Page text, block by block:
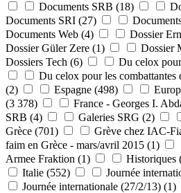
Documents SRB (18)
Documents SRI (27)
Documents Web (4) Dossier
Dossier Güler Zere (1) Dossier
Dossiers Tech (6) Du celox
Du celox pour les
(2)
Espagne (498)
(3 378)
France - Georges I.
SRB (4) Galeries SRG (2)
Grèce (701) Grève chez IAC-
faim en Grèce - mars/avril 2015 (1)
Armee Fraktion (1) Historiques
Italie (552) Journée
Journée internationale (27/2/13) (1)